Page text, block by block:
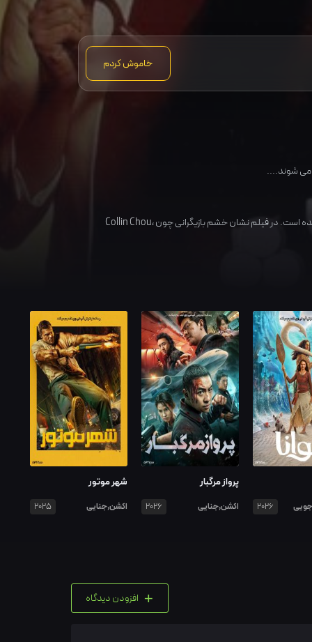
خاموش کردم
می شوند....
است. در فیلم نشان خشم بازیگرانی چون Collin Chou،
2026
پرواز مرگبار
اکشن,جنایی 2026
شهر موتور
اکشن,جنایی 2025
+ افزودن دیدگاه